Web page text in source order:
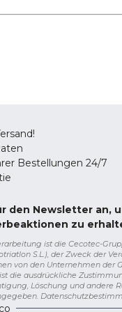
Bestellungen 24/7
den Newsletter an,
zu
ist die Cecotec-
S.L.), der Zweck der
von den Unternehmen der
die ausdrückliche
Löschung und andere